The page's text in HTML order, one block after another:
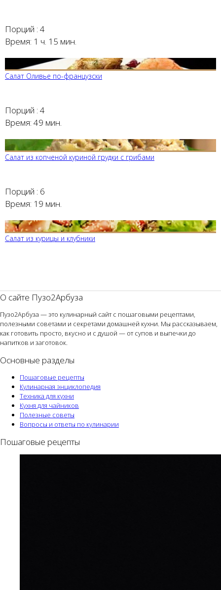
Порций : 4
Время: 1 ч. 15 мин.
Салат Оливье по-французски
Порций : 4
Время: 49 мин.
Салат из копченой куриной грудки с грибами
Порций : 6
Время: 19 мин.
Салат из курицы и клубники
О сайте Пузо2Арбуза
Пузо2Арбуза — это кулинарный сайт с пошаговыми рецептами,
полезными советами и секретами домашней кухни. Мы рассказываем,
как готовить просто, вкусно и с душой — от супов и выпечки до
напитков и заготовок.
Основные разделы
Пошаговые рецепты
Кулинарная энциклопедия
Техника для кухни
Кухня для чайников
Полезные советы
Вопросы и ответы по кулинарии
Пошаговые рецепты